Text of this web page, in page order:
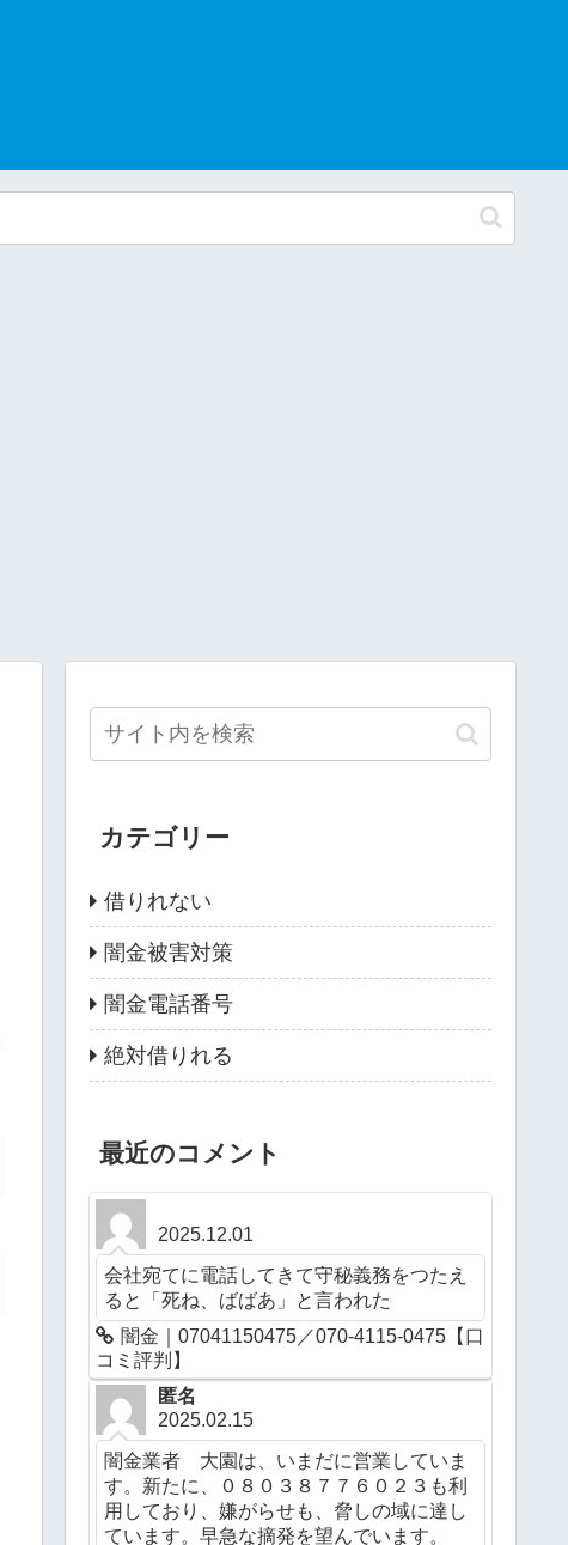
カテゴリー
借りれない
闇金被害対策
闇金電話番号
絶対借りれる
最近のコメント
2025.12.01
会社宛てに電話してきて守秘義務をつたえ
ると「死ね、ばばあ」と言われた
闇金｜07041150475／070-4115-0475【口
コミ評判】
匿名
2025.02.15
闇金業者 大園は、いまだに営業していま
す。新たに、０８０３８７７６０２３も利
用しており、嫌がらせも、脅しの域に達し
ています。早急な摘発を望んでいます。